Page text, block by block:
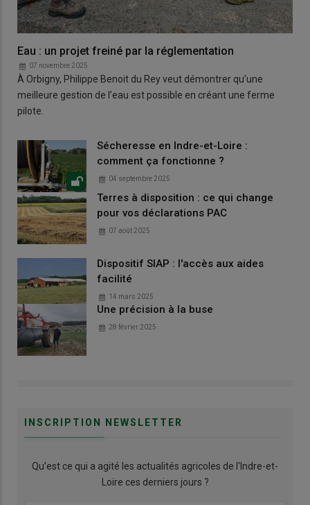
Eau : un projet freiné par la réglementation
07 novembre 2025
À Orbigny, Philippe Benoit du Rey veut démontrer qu’une
meilleure gestion de l’eau est possible en créant une ferme
pilote.
Sécheresse en Indre-et-Loire :
comment ça fonctionne ?
04 septembre 2025
Terres à disposition : ce qui change
pour vos déclarations PAC
07 août 2025
Dispositif SIAP : l'accès aux aides
facilité
14 mars 2025
Une précision à la buse
28 février 2025
INSCRIPTION NEWSLETTER
Qu’est ce qui a agité les actualités agricoles de l'Indre-et-
Loire ces derniers jours ?